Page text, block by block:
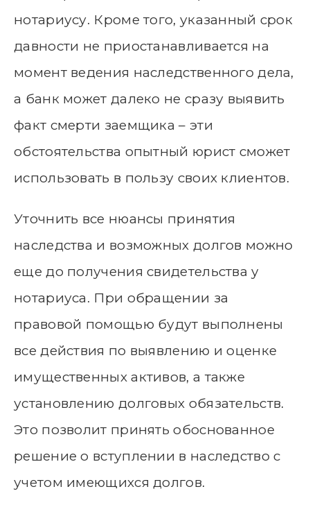
нотариусу. Кроме того, указанный срок
давности не приостанавливается на
момент ведения наследственного дела,
а банк может далеко не сразу выявить
факт смерти заемщика – эти
обстоятельства опытный юрист сможет
использовать в пользу своих клиентов.
Уточнить все нюансы принятия
наследства и возможных долгов можно
еще до получения свидетельства у
нотариуса. При обращении за
правовой помощью будут выполнены
все действия по выявлению и оценке
имущественных активов, а также
установлению долговых обязательств.
Это позволит принять обоснованное
решение о вступлении в наследство с
учетом имеющихся долгов.